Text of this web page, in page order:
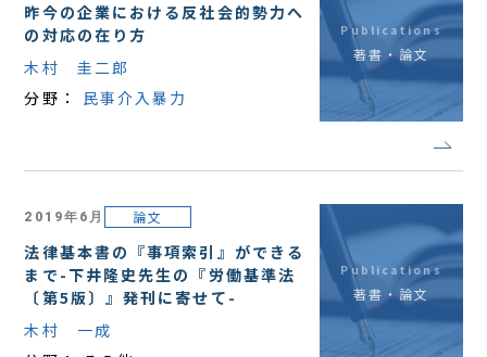
昨今の企業における反社会的勢力へ
の対応の在り方
木村 圭二郎
分野： 民事介入暴力
Publications
著書・論文
2019年6月 論文
法律基本書の『事項索引』ができる
まで-下井隆史先生の『労働基準法
〔第5版〕』発刊に寄せて-
木村 一成
Publications
著書・論文